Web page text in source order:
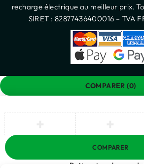
recharge électrique au meilleur prix.
SIRET : 82877436400016 – TVA
COMPARER (0)
COMPARER
Retirez tous les